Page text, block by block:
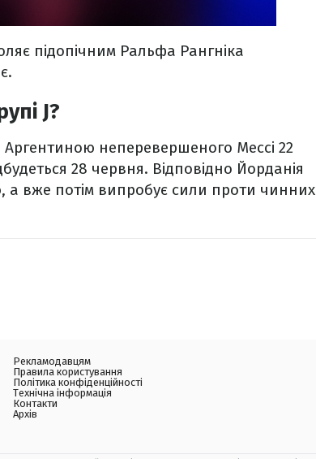
підопічним Ральфа Рангніка
J?
Аргентиною неперевершеного Мессі 22
28 червня. Відповідно Йорданія
вже потім випробує сили проти чинних
Рекламодавцям
Правила користування
Політика конфіденційності
Технічна інформація
Контакти
Архів